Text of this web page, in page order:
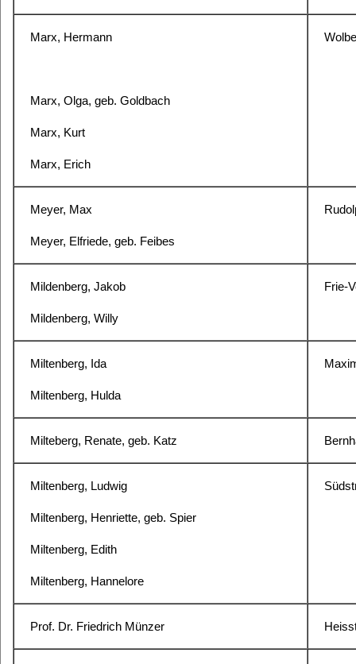
Marx, Hermann
Marx, Olga, geb. Goldbach
Marx, Kurt
Marx, Erich
Meyer, Max
Meyer, Elfriede, geb. Feibes
Mildenberg, Jakob
Mildenberg, Willy
Frie-
Miltenberg, Ida
Miltenberg, Hulda
Milteberg, Renate, geb. Katz
Miltenberg, Ludwig
Miltenberg, Henriette, geb. Spier
Miltenberg, Edith
Miltenberg, Hannelore
Prof. Dr. Friedrich Münzer